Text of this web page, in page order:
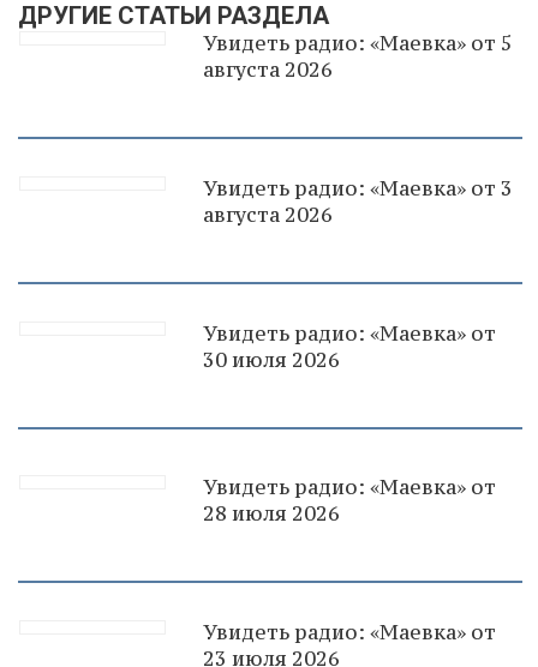
ДРУГИЕ СТАТЬИ РАЗДЕЛА
Увидеть радио: «Маевка» от 5
августа 2026
Увидеть радио: «Маевка» от 3
августа 2026
Увидеть радио: «Маевка» от
30 июля 2026
Увидеть радио: «Маевка» от
28 июля 2026
Увидеть радио: «Маевка» от
23 июля 2026